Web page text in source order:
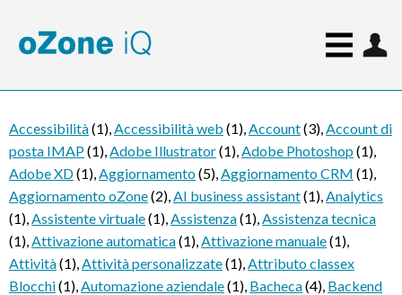
Accessibilità(1),Accessibilità web (1),Account(3),Account di
posta IMAP(1),Adobe Illustrator(1),Adobe Photoshop(1),
Adobe XD(1),Aggiornamento(5),Aggiornamento CRM (1),
Aggiornamento oZone(2),AI business assistant(1),Analytics
(1),Assistente virtuale(1),Assistenza(1),Assistenza tecnica
(1),Attivazione automatica(1),Attivazione manuale(1),
Attività(1),Attività personalizzate(1),Attributo classex
Blocchi(1),Automazione aziendale(1), Bacheca(4), Backend